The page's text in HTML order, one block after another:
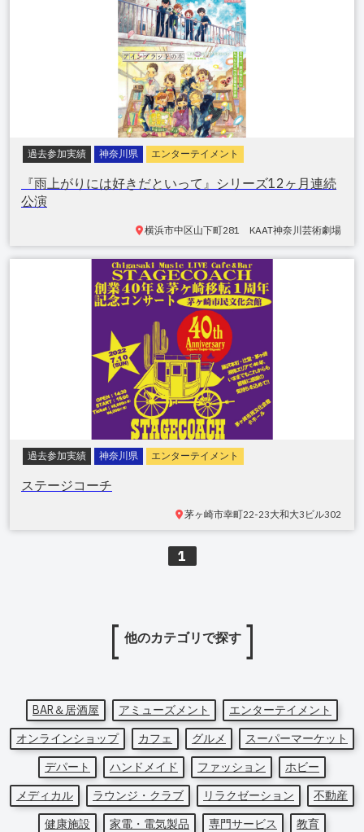
過去参加実績 神奈川県 エンターテイメント
『雨上がりには好きだといって』シリーズ12ヶ月連続
公演
横浜市中区山下町281 KAAT神奈川芸術劇場
過去参加実績 神奈川県 エンターテイメント
ステージコーチ
茅ヶ崎市幸町22-23大和大3ビル302
1
他のカテゴリで探す
BAR＆居酒屋 アミューズメント
エンターテイメント
オンラインショップ
カフェ グルメ
スーパーマーケット
デパート
ハンドメイド ファッション
ホビー
メディカル
ラウンジ・クラブ リラクゼーション
不動産
健康施設
家電・電気製品 専門サービス
教育